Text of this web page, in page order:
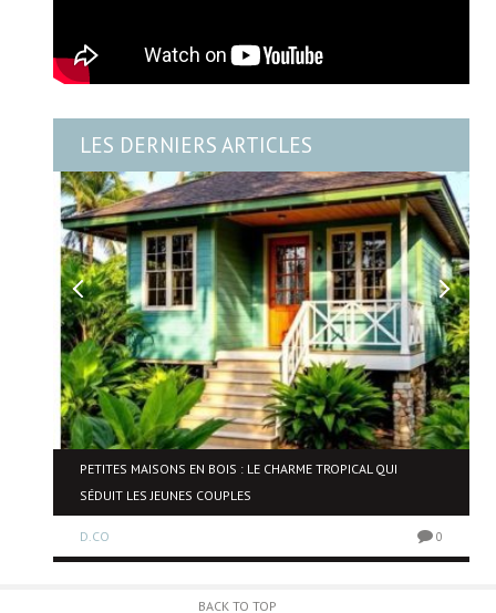
LES DERNIERS ARTICLES
PETITES MAISONS EN BOIS : LE CHARME TROPICAL QUI
SÉDUIT LES JEUNES COUPLES
D.CO 0
BACK TO TOP